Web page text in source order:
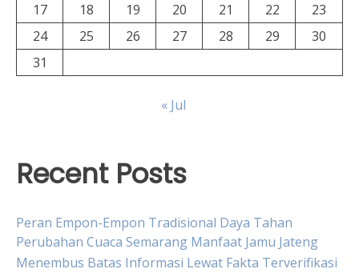
17
18 19 20 21 22
23
24
25 26 27 28 29
30
31
« Jul
Recent Posts
Peran Empon-Empon Tradisional Daya Tahan
Perubahan Cuaca Semarang Manfaat Jamu Jateng
Menembus Batas Informasi Lewat Fakta Terverifikasi